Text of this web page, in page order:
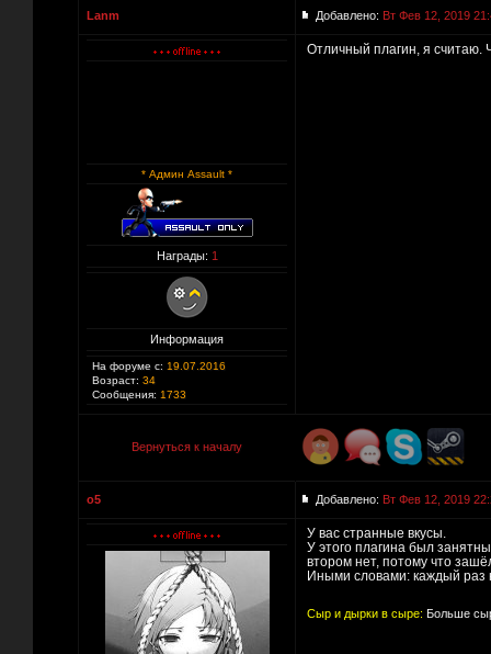
Lanm Добавлено: Вт Фев 12, 2019
* Админ Assault *
Награды: 1
Информация
На форуме с: 19.07.2016
Возраст: 34
Сообщения: 1733
Отличный плагин, я считаю.
Вернуться к началу
o5 Добавлено: Вт Фев 12, 2019
У вас странные вкусы.
У этого плагина был
втором нет, потому что
Иными словами: каждый раз
Сыр и дырки в сыре: Больше